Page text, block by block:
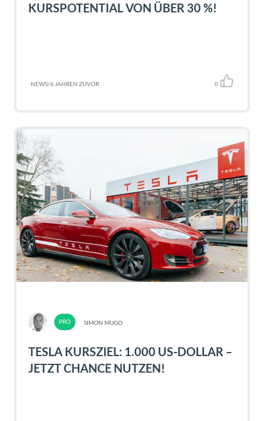
KURSPOTENTIAL VON ÜBER 30 %!
NEWS/6 JAHREN ZUVOR 0
SIMON MUGO
TESLA KURSZIEL: 1.000 US-DOLLAR –
JETZT CHANCE NUTZEN!